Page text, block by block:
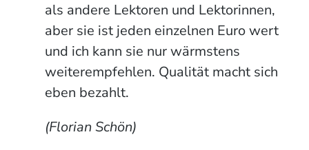
als andere Lektoren und Lektorinnen,
aber sie ist jeden einzelnen Euro wert
und ich kann sie nur wärmstens
weiterempfehlen. Qualität macht sich
eben bezahlt.
(Florian Schön)